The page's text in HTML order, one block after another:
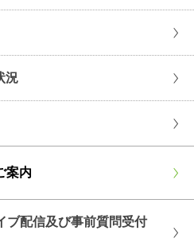
況
案内
ブ配信及び事前質問受付